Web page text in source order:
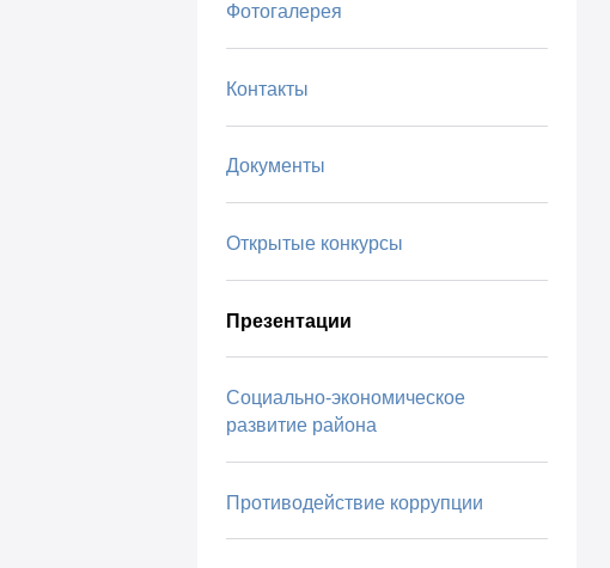
Фотогалерея
Контакты
Документы
Открытые конкурсы
Презентации
Социально-экономическое
развитие района
Противодействие коррупции